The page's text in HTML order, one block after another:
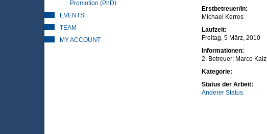
Erstbetreuer/in:
Michael Kerres
Laufzeit:
Freitag, 5 März, 2010
Informationen:
2. Betreuer: Marco Kalz
Kategorie:
Status der Arbeit:
Anderer Status
Promotion (PhD)
EVENTS
TEAM
MY ACCOUNT